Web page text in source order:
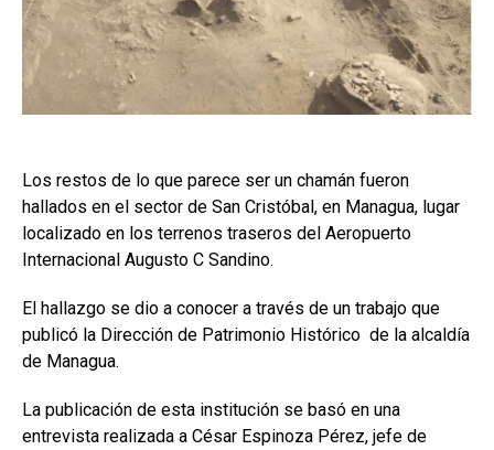
Los restos de lo que parece ser un chamán fueron
hallados en el sector de San Cristóbal, en Managua, lugar
localizado en los terrenos traseros del Aeropuerto
Internacional Augusto C Sandino.
El hallazgo se dio a conocer a través de un trabajo que
publicó la Dirección de Patrimonio Histórico de la alcaldía
de Managua.
La publicación de esta institución se basó en una
entrevista realizada a César Espinoza Pérez, jefe de